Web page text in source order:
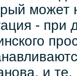
может
- при
и те,